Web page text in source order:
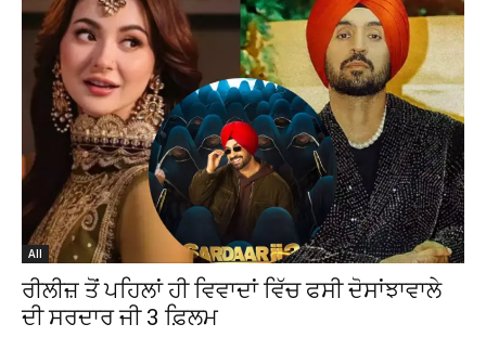
All
ਰੀਲੀਜ਼ ਤੋਂ ਪਹਿਲਾਂ ਹੀ ਵਿਵਾਦਾਂ ਵਿੱਚ ਫਸੀ ਦੋਸਾਂਝਾਵਾਲੇ
ਦੀ ਸਰਦਾਰ ਜੀ 3 ਫ਼ਿਲਮ